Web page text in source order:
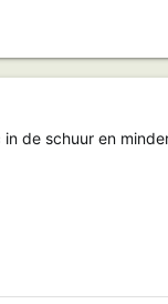
de schuur en